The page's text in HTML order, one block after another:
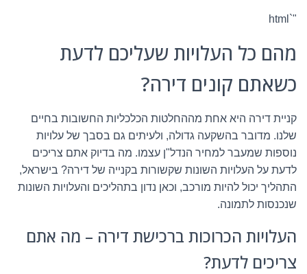
"`html
מהם כל העלויות שעליכם לדעת
כשאתם קונים דירה?
קניית דירה היא אחת מההחלטות הכלכליות החשובות בחיים
שלנו. מדובר בהשקעה גדולה, ולעיתים גם בסבך של עלויות
נוספות שמעבר למחיר הנדל"ן עצמו. מה בדיוק אתם צריכים
לדעת על העלויות השונות שקשורות בקנייה של דירה? בישראל,
התהליך יכול להיות מורכב, וכאן נדון בתהליכים והעלויות השונות
שנכנסות לתמונה.
העלויות הכרוכות ברכישת דירה – מה אתם
צריכים לדעת?